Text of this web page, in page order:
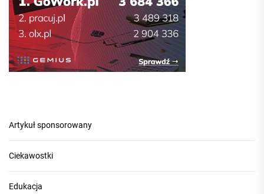
Artykuł sponsorowany
Ciekawostki
Edukacja